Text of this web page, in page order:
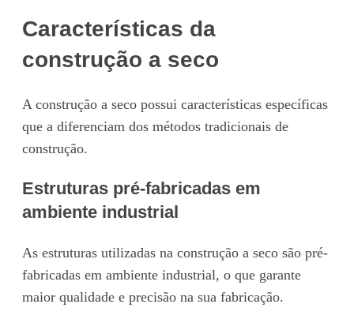
Características da
construção a seco
A construção a seco possui características específicas
que a diferenciam dos métodos tradicionais de
construção.
Estruturas pré-fabricadas em
ambiente industrial
As estruturas utilizadas na construção a seco são pré-
fabricadas em ambiente industrial, o que garante
maior qualidade e precisão na sua fabricação.